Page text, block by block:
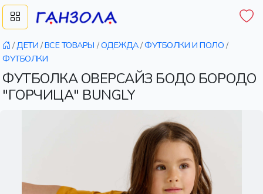
/ДЕТИ /ВСЕ ТОВАРЫ /ОДЕЖДА/ФУТБОЛКИ И ПОЛО /
ФУТБОЛКИ
ФУТБОЛКА ОВЕРСАЙЗ БОДО БОРОДО
"ГОРЧИЦА" BUNGLY